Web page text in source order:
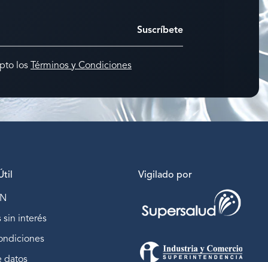
Suscríbete
los Términos y Condiciones
sin interés
datos
Vigilado por